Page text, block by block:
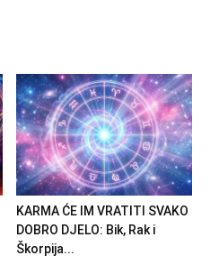
KARMA ĆE IM VRATITI SVAKO
DOBRO DJELO: Bik, Rak i
Škorpija...